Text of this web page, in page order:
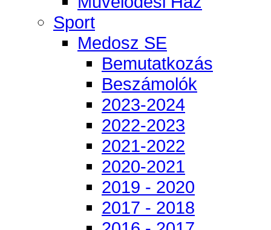
Sport
Medosz SE
Bemutatkozás
Beszámolók
2023-2024
2022-2023
2021-2022
2020-2021
2019 - 2020
2017 - 2018